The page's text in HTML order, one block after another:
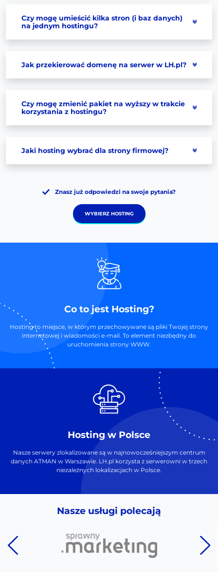
Czy mogę umieścić kilka stron (i baz danych)
na jednym hostingu?
Jak przekierować domenę na serwer w LH.pl?
Czy mogę zmienić pakiet na wyższy w trakcie
korzystania z hostingu?
Jaki hosting wybrać dla strony firmowej?
Znasz już odpowiedzi na swoje pytania?
WYBIERZ HOSTING
Co to jest Hosting?
Hosting to miejsce, w którym przechowywane są pliki Twojej strony
internetowej i wiadomości e-mail. To element niezbędny do
uruchomienia strony WWW.
Hosting w Polsce
Nasze serwery zlokalizowane są w najnowocześniejszym centrum
danych ATMAN w Warszawie. LH.pl korzysta z serwerowni w trzech
niezależnych lokalizacjach w Polsce.
Nasze usługi polecają